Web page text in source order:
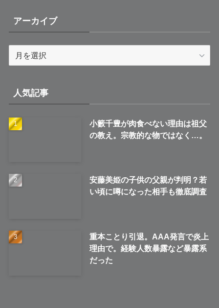
アーカイブ
ブ
人気記事
小籔千豊が肉食べない理由は祖父
の教え。宗教的な物ではなく…。
安藤美姫の子供の父親が判明？若
い頃に噂になった相手も徹底調査
重本ことり引退。AAA発言で炎上
理由で。経験人数暴露など暴露系
だった